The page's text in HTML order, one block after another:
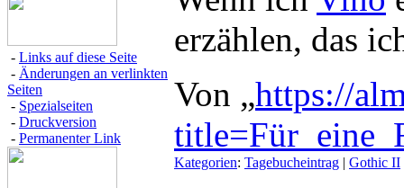
- Links auf diese Seite
- Änderungen an verlinkten
Seiten
- Spezialseiten
- Druckversion
- Permanenter Link
erzählen, das
Von „https://
Kategorien: Tagebucheintrag | Gothic II